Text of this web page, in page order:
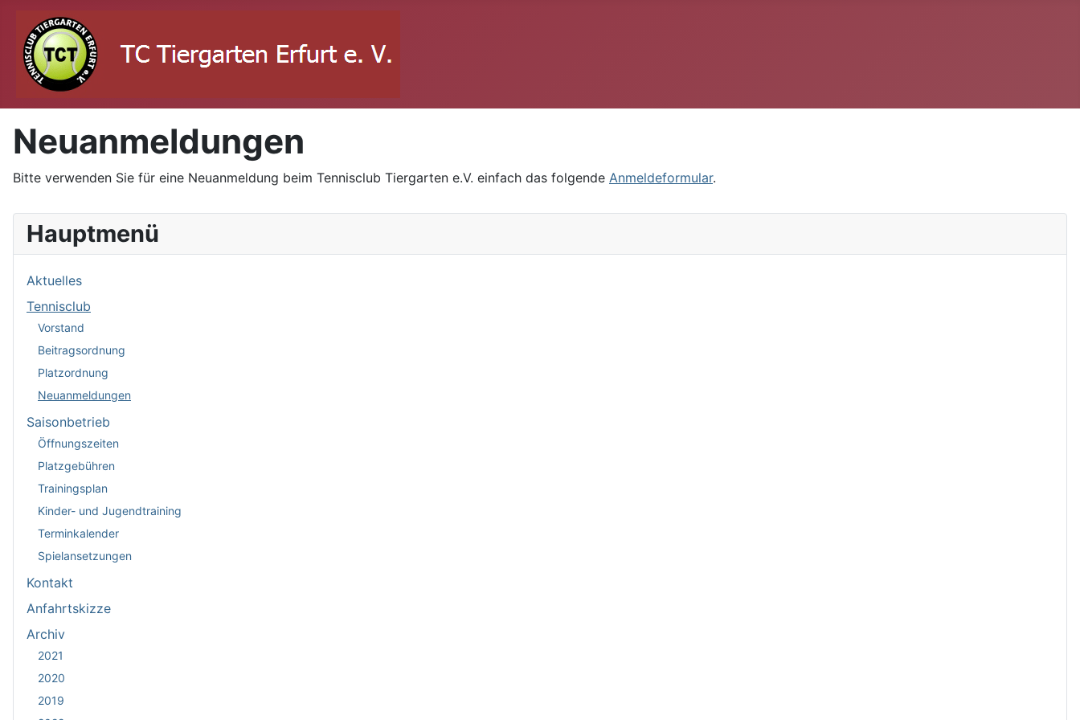
Hauptmenü
Aktuelles
Tennisclub
Vorstand
Beitragsordnung
Platzordnung
Neuanmeldungen
Saisonbetrieb
Öffnungszeiten
Platzgebühren
Trainingsplan
Kinder- und Jugendtraining
Terminkalender
Spielansetzungen
Kontakt
Anfahrtskizze
Archiv
2021
2020
2019
Neuanmeldungen
Bitte verwenden Sie für eine Neuanmeldung beim Tennisclub Tiergarten e.V. einfach das folgende Anmeldeformular.